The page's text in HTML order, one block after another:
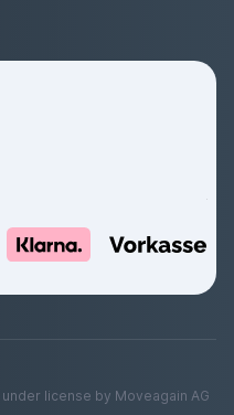
license by Moveagain AG